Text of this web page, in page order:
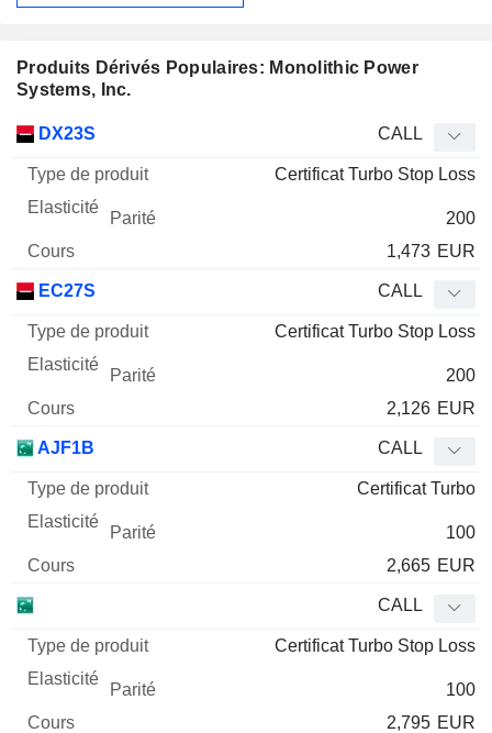
Produits Dérivés Populaires: Monolithic Power
Systems, Inc.
Mnemo Type produit
Parité Cours
DX23S CALL
Certificat Turbo Stop Loss
200
1,473 EUR
EC27S CALL
Certificat Turbo Stop Loss
200
2,126 EUR
AJF1B CALL
Certificat Turbo
100
2,665 EUR
CALL
Certificat Turbo Stop Loss
100
2,795 EUR